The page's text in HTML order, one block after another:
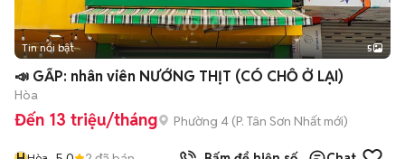
Tin nổi bật 5
📣 GẤP: nhân viên NƯỚNG THỊT (CÓ CHỖ Ở LẠI)
Hòa
Đến 13 triệu/tháng Phường 4 (P. Tân Sơn Nhất mới)